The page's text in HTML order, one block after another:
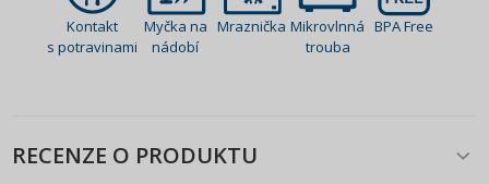
Kontakt
s potravinami
Myčka na
nádobí
Mraznička Mikrovlnná
trouba
BPA Free
RECENZE O PRODUKTU